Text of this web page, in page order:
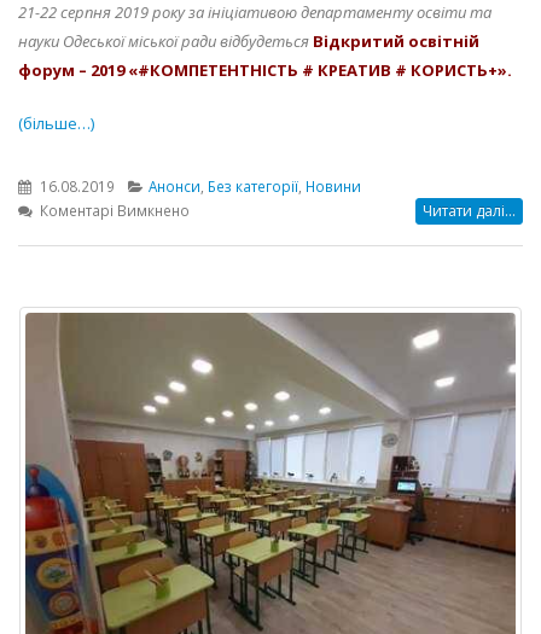
21-22 серпня 2019 року за ініціативою департаменту освіти та
науки Одеської міської ради відбудеться Відкритий освітній
форум – 2019 «#КОМПЕТЕНТНІСТЬ # КРЕАТИВ # КОРИСТЬ+».
(більше…)
16.08.2019 Анонси Без категорії Новини
Коментарі Вимкненодо
–
Читати далі...